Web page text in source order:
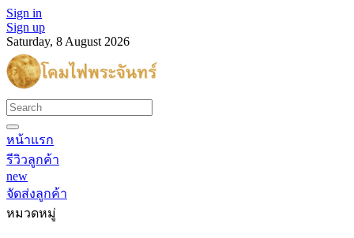
Sign in
Sign up
Saturday, 8 August 2026
หน้าแรก
รีวิวลูกค้า
new
จัดส่งลูกค้า
หมวดหมู่